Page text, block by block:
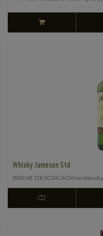
Whisky Jameson Std
BREVE